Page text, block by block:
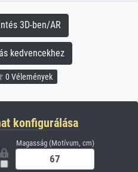
3D-ben/AR
kedvencekhez
0 Vélemények
konfigurálása
Magasság (Motívum, cm)